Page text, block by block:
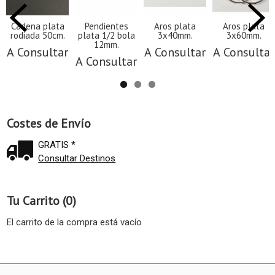
Costes de Envío
GRATIS *
Consultar Destinos
Tu Carrito (0)
El carrito de la compra está vacío
Cadena plata
rodiada 50cm.
A Consultar
Pendientes
plata 1/2 bola
12mm.
A Consultar
Aros plata
3x40mm.
A Consultar
Aros plata
3x60mm.
A Consultar